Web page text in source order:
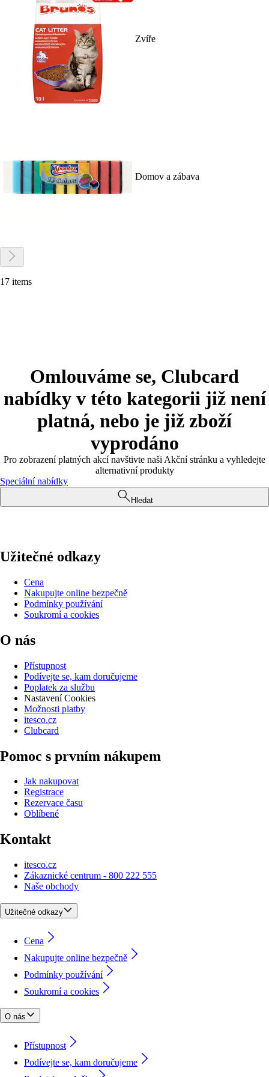
Zvíře
Domov a zábava
17 items
Omlouváme se, Clubcard
nabídky v této kategorii již není
platná, nebo je již zboží
vyprodáno
Pro zobrazení platných akcí navštivte naši Akční stránku a vyhledejte
alternativní produkty
Speciální nabídky
Hledat
Užitečné odkazy
Cena
Nakupujte online bezpečně
Podmínky používání
Soukromí a cookies
O nás
Přístupnost
Podívejte se, kam doručujeme
Poplatek za službu
Nastavení Cookies
Možnosti platby
itesco.cz
Clubcard
Pomoc s prvním nákupem
Jak nakupovat
Registrace
Rezervace času
Oblíbené
Kontakt
itesco.cz
Zákaznické centrum - 800 222 555
Naše obchody
Užitečné odkazy
Cena
Nakupujte online bezpečně
Podmínky používání
Soukromí a cookies
O nás
Přístupnost
Podívejte se, kam doručujeme